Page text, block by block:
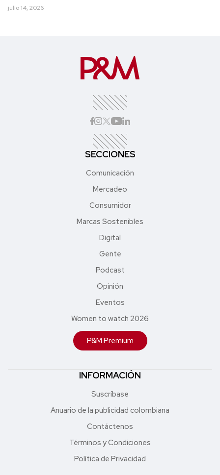
julio 14, 2026
SECCIONES
Comunicación
Mercadeo
Consumidor
Marcas Sostenibles
Digital
Gente
Podcast
Opinión
Eventos
Women to watch 2026
P&M Premium
INFORMACIÓN
Suscríbase
Anuario de la publicidad colombiana
Contáctenos
Términos y Condiciones
Política de Privacidad